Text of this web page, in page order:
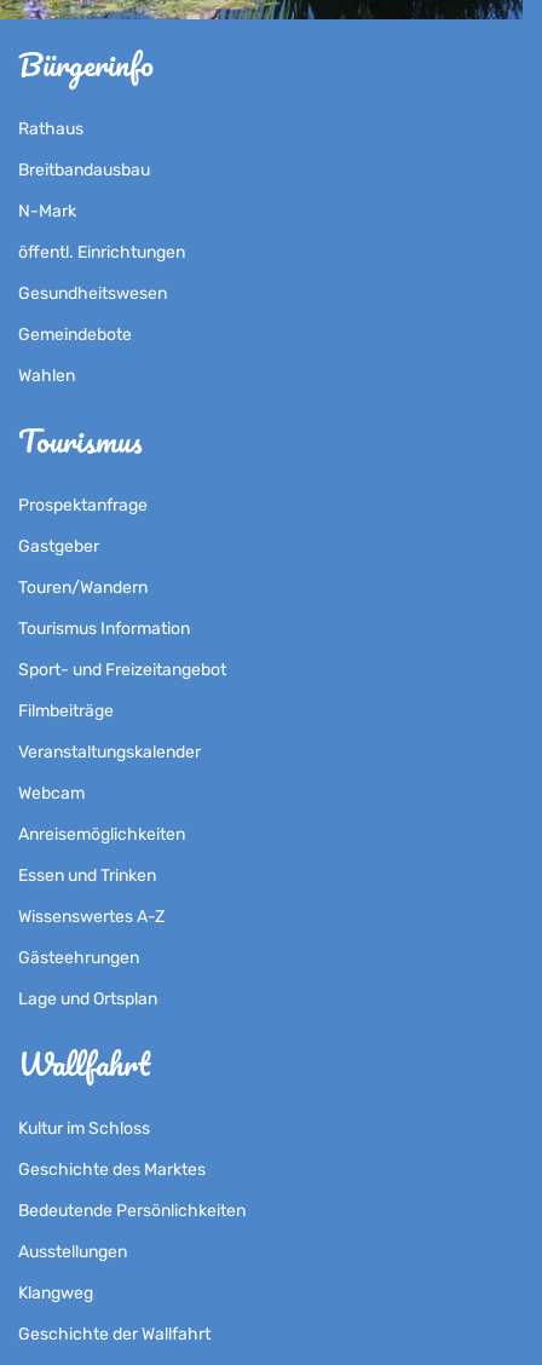
Bürgerinfo
Rathaus
Breitbandausbau
N-Mark
öffentl. Einrichtungen
Gesundheitswesen
Gemeindebote
Wahlen
Tourismus
Prospektanfrage
Gastgeber
Touren/Wandern
Tourismus Information
Sport- und Freizeitangebot
Filmbeiträge
Veranstaltungskalender
Webcam
Anreisemöglichkeiten
Essen und Trinken
Wissenswertes A-Z
Gästeehrungen
Lage und Ortsplan
Wallfahrt
Kultur im Schloss
Geschichte des Marktes
Bedeutende Persönlichkeiten
Ausstellungen
Klangweg
Geschichte der Wallfahrt